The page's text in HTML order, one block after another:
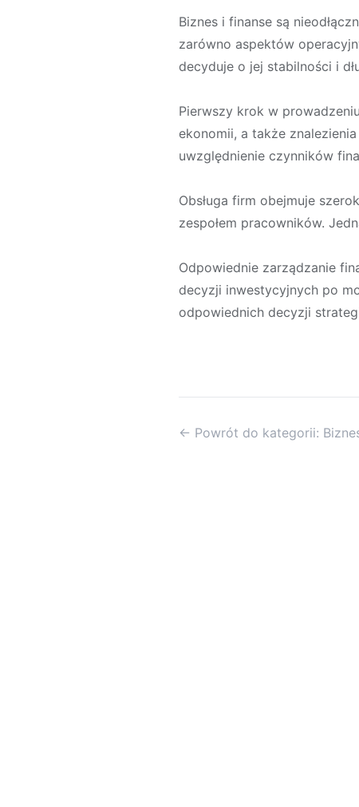
Biznes i finanse są
zarówno aspektów
decyduje o jej stabilności i
Pierwszy krok w
ekonomii, a także
uwzględnienie czynników
Obsługa firm obejmuje
zespołem pracowników.
Odpowiednie zarządzanie
decyzji inwestycyjnych po
odpowiednich decyzji
← Powrót do kategorii: